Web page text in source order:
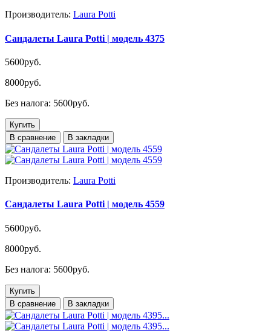
Производитель: Laura Potti
Сандалеты Laura Potti | модель 4375
5600руб.
8000руб.
Без налога: 5600руб.
Купить
В сравнение
В закладки
Производитель: Laura Potti
Сандалеты Laura Potti | модель 4559
5600руб.
8000руб.
Без налога: 5600руб.
Купить
В сравнение
В закладки